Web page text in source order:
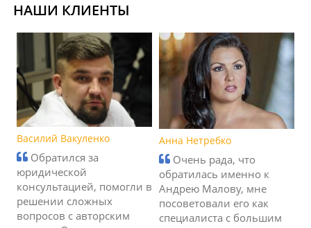
НАШИ КЛИЕНТЫ
Василий Вакуленко
Обратился за
юридической
консультацией, помогли в
решении сложных
вопросов с авторским
Анна Нетребко
Очень рада, что
обратилась именно к
Андрею Малову, мне
посоветовали его как
специалиста с большим